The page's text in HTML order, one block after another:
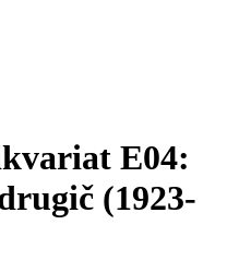
E04:
(1923-